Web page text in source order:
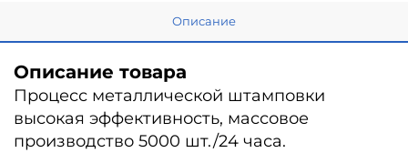
Описание
Описание товара
Процесс металлической штамповки
высокая эффективность, массовое
производство 5000 шт./24 часа.